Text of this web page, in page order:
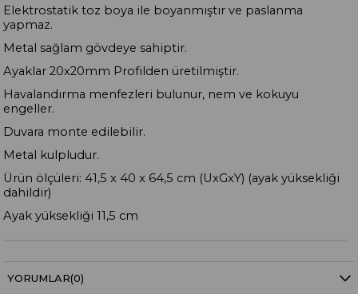
Elektrostatik toz boya ile boyanmıştır ve paslanma
yapmaz.
Metal sağlam gövdeye sahiptir.
Ayaklar 20x20mm Profilden üretilmiştir.
Havalandırma menfezleri bulunur, nem ve kokuyu
engeller.
Duvara monte edilebilir.
Metal kulpludur.
Ürün ölçüleri: 41,5 x 40 x 64,5 cm (UxGxY) (ayak yüksekliği
dahildir)
Ayak yüksekliği 11,5 cm
YORUMLAR(0)